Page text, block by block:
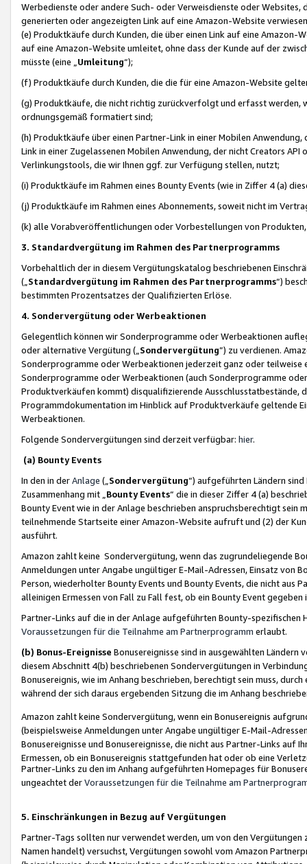
Werbedienste oder andere Such- oder Verweisdienste oder Websites,
generierten oder angezeigten Link auf eine Amazon-Website
(e) Produktkäufe durch Kunden, die über einen Link auf eine
auf eine Amazon-Website umleitet, ohne dass der Kunde auf der
müsste (eine „ Umleitung“);
(f) Produktkäufe durch Kunden, die die für eine Amazon-Website
(g) Produktkäufe, die nicht richtig zurückverfolgt und erfasst werden,
ordnungsgemäß formatiert sind;
(h) Produktkäufe über einen Partner-Link in einer Mobilen
Link in einer Zugelassenen Mobilen Anwendung, der nicht Creators
Verlinkungstools, die wir Ihnen ggf. zur Verfügung stellen, nutzt;
(i) Produktkäufe im Rahmen eines Bounty Events (wie in Ziffer 4 (a)
(j) Produktkäufe im Rahmen eines Abonnements, soweit nicht im
(k) alle Vorabveröffentlichungen oder Vorbestellungen von
3. Standardvergütung im Rahmen des Partnerprogramms
Vorbehaltlich der in diesem Vergütungskatalog beschriebenen
(„ Standardvergütung im Rahmen des Partnerprogramms“)
bestimmten Prozentsatzes der Qualifizierten Erlöse.
4. Sondervergütung oder Werbeaktionen
Gelegentlich können wir Sonderprogramme oder Werbeaktionen
oder alternative Vergütung („ Sondervergütung”) zu verdienen.
Sonderprogramme oder Werbeaktionen jederzeit ganz oder
Sonderprogramme oder Werbeaktionen (auch Sonderprogramme
Produktverkäufen kommt) disqualifizierende Ausschlusstatbestände,
Programmdokumentation im Hinblick auf Produktverkäufe geltende
Werbeaktionen.
Folgende Sondervergütungen sind derzeit verfügbar: hier.
(a) Bounty Events
In den in derAnlage („ Sondervergütung“) aufgeführten Ländern
Zusammenhang mit „ Bounty Events“ die in dieser Ziffer 4 (a)
Bounty Event wie in der Anlage beschrieben anspruchsberechtigt sein
teilnehmende Startseite einer Amazon-Website aufruft und (2) der
ausführt.
Amazon zahlt keine Sondervergütung, wenn das zugrundeliegende
Anmeldungen unter Angabe ungültiger E-Mail-Adressen, Einsatz von
Person, wiederholter Bounty Events und Bounty Events, die nicht
alleinigen Ermessen von Fall zu Fall fest, ob ein Bounty Event
Partner-Links auf die in der Anlage aufgeführten Bounty-spezifischen
Voraussetzungen für die Teilnahme am Partnerprogramm erlaubt.
(b) Bonus-Ereignisse Bonusereignisse sind in ausgewählten Ländern
diesem Abschnitt 4(b) beschriebenen Sondervergütungen in
Bonusereignis, wie im Anhang beschrieben, berechtigt sein muss,
während der sich daraus ergebenden Sitzung die im Anhang
Amazon zahlt keine Sondervergütung, wenn ein Bonusereignis
(beispielsweise Anmeldungen unter Angabe ungültiger E-Mail-
Bonusereignisse und Bonusereignisse, die nicht aus Partner-Links auf
Ermessen, ob ein Bonusereignis stattgefunden hat oder ob eine
Partner-Links zu den im Anhang aufgeführten Homepages für
ungeachtet derVoraussetzungen für die Teilnahme am
5. Einschränkungen in Bezug auf Vergütungen
Partner-Tags sollten nur verwendet werden, um von den
Namen handelt) versuchst, Vergütungen sowohl vom Amazon